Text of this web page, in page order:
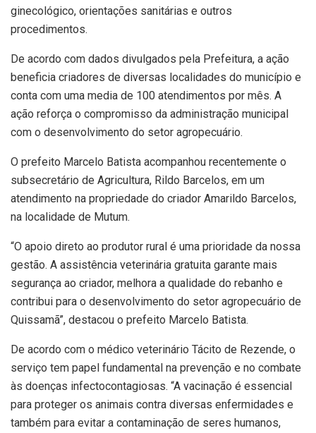
ginecológico, orientações sanitárias e outros
procedimentos.
De acordo com dados divulgados pela Prefeitura, a ação
beneficia criadores de diversas localidades do município e
conta com uma media de 100 atendimentos por mês. A
ação reforça o compromisso da administração municipal
com o desenvolvimento do setor agropecuário.
O prefeito Marcelo Batista acompanhou recentemente o
subsecretário de Agricultura, Rildo Barcelos, em um
atendimento na propriedade do criador Amarildo Barcelos,
na localidade de Mutum.
“O apoio direto ao produtor rural é uma prioridade da nossa
gestão. A assistência veterinária gratuita garante mais
segurança ao criador, melhora a qualidade do rebanho e
contribui para o desenvolvimento do setor agropecuário de
Quissamã”, destacou o prefeito Marcelo Batista.
De acordo com o médico veterinário Tácito de Rezende, o
serviço tem papel fundamental na prevenção e no combate
às doenças infectocontagiosas. “A vacinação é essencial
para proteger os animais contra diversas enfermidades e
também para evitar a contaminação de seres humanos,